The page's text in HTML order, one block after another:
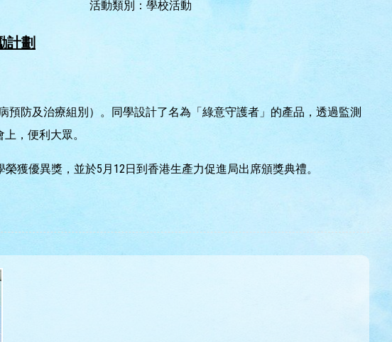
活動類別：學校活動
計劃
預防及治療組別）。同學設計了名為「綠意守護者」的產品，透過監測
，便利大眾。
獲優異獎，並於5月12日到香港生產力促進局出席頒獎典禮。